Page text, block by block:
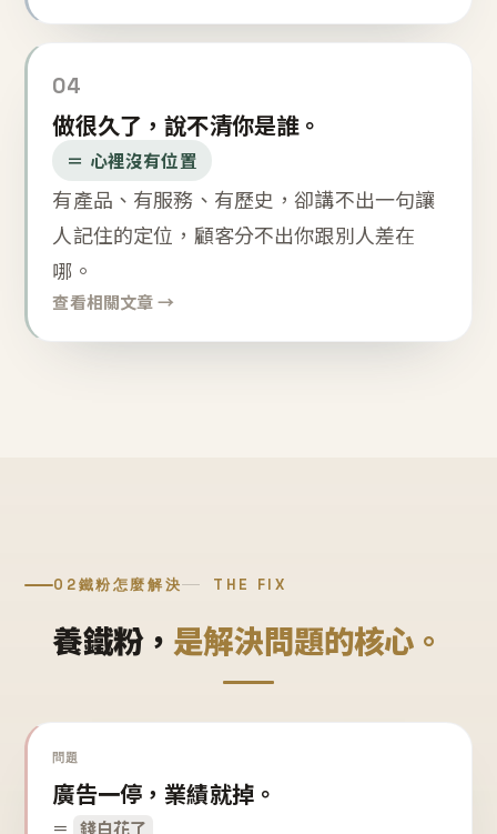
04
做很久了，說不清你是誰。
＝ 心裡沒有位置
有產品、有服務、有歷史，卻講不出一句讓
人記住的定位，顧客分不出你跟別人差在
哪。
查看相關文章 →
02鐵粉怎麼解決 THE FIX
養鐵粉， 是解決問題的核心。
問題
廣告一停，業績就掉。
＝ 錢白花了